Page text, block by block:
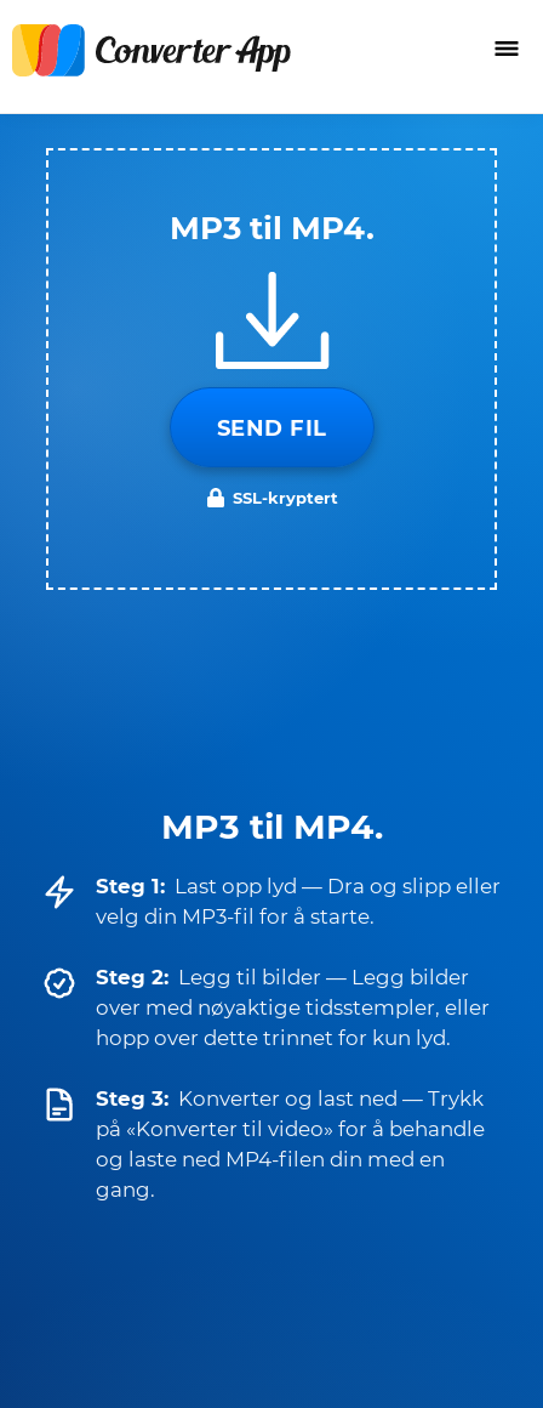
MP3 til MP4.
Steg 1: Last opp lyd — Dra og slipp eller
velg din MP3-fil for å starte.
Steg 2: Legg til bilder — Legg bilder
over med nøyaktige tidsstempler, eller
hopp over dette trinnet for kun lyd.
Steg 3: Konverter og last ned — Trykk
på «Konverter til video» for å behandle
og laste ned MP4-filen din med en
gang.
MP3 til MP4.
SEND FIL
SSL-kryptert